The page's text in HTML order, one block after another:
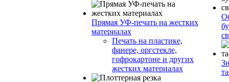
Прямая УФ-печать на жестких
материалах
Печать на пластике,
фанере, оргстекле,
гофрокартоне и других
жестких материалах